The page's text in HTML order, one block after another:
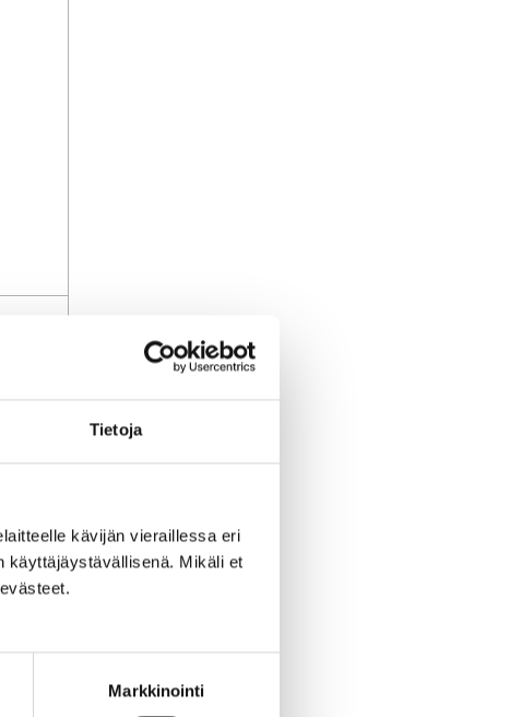
Tietoja
kävijän vieraillessa eri
käyttäjäystävällisenä. Mikäli et
Markkinointi